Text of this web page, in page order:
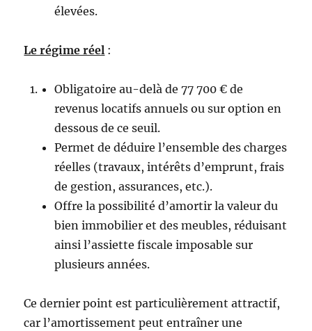
élevées.
Le régime réel :
Obligatoire au-delà de 77 700 € de
revenus locatifs annuels ou sur option en
dessous de ce seuil.
Permet de déduire l’ensemble des charges
réelles (travaux, intérêts d’emprunt, frais
de gestion, assurances, etc.).
Offre la possibilité d’amortir la valeur du
bien immobilier et des meubles, réduisant
ainsi l’assiette fiscale imposable sur
plusieurs années.
Ce dernier point est particulièrement attractif,
car l’amortissement peut entraîner une